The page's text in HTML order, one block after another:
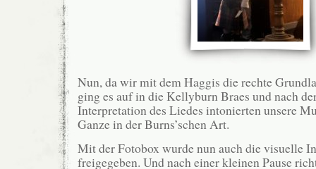
Nun, da wir mit dem Haggis die rechte
ging es auf in die Kellyburn Braes und nach
Interpretation des Liedes intonierten unsere
Ganze in der Burns’schen Art.
Mit der Fotobox wurde nun auch die visuelle
freigegeben. Und nach einer kleinen Pause